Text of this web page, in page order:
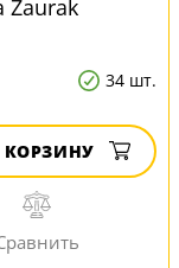
Zaurak
34 шт.
КОРЗИНУ